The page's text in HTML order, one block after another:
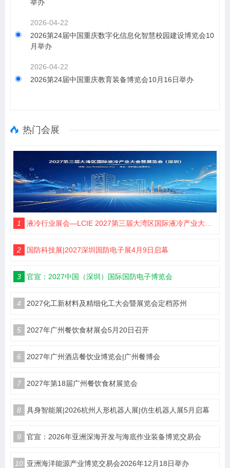
举办
2026-04-22
2026第24届中国重庆数字化信息化智慧校园建设博览会10
月举办
2026-04-22
2026第24届中国重庆教育装备博览会10月16日举办
热门会展
1 液冷行业展会—LCIE 2027第三届大湾区国际液冷产业大会暨展览会（深圳）
2 国防科技展|2027深圳国防电子展4月9日启幕
3 官宣：2027中国（深圳）国际国防电子博览会
4 2027化工新材料及精细化工大会暨展览会定档苏州
5 2027年广州餐饮食材展会5月20日召开
6 2027年广州酒店餐饮业博览会|广州餐博会
7 2027年第18届广州餐饮食材展览会
8 具身智能展|2026杭州人形机器人展|仿生机器人展5月启幕
9 官宣：2026年亚洲深海开发与海底作业装备博览交易会
10 亚洲海洋能源产业博览交易会2026年12月18日举办